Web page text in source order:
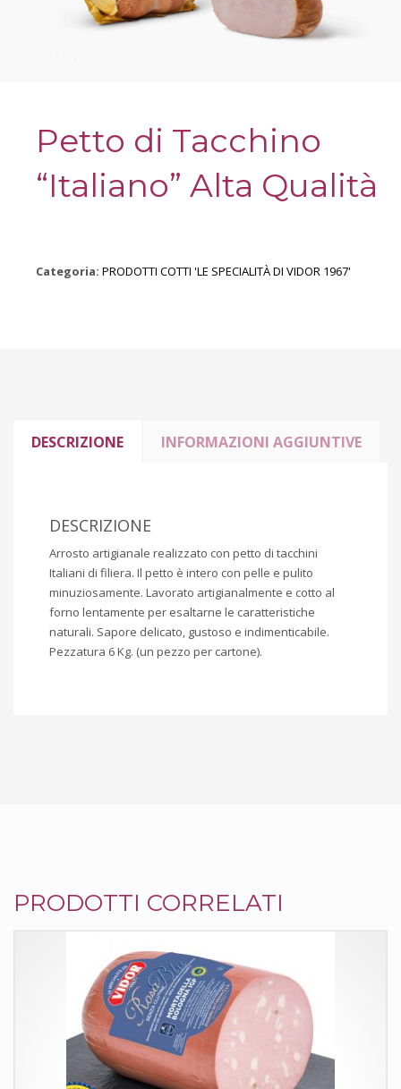
Petto di Tacchino
“Italiano” Alta Qualità
Categoria: PRODOTTI COTTI 'LE SPECIALITÀ DI VIDOR 1967'
DESCRIZIONE INFORMAZIONI AGGIUNTIVE
DESCRIZIONE
Arrosto artigianale realizzato con petto di tacchini
Italiani di filiera. Il petto è intero con pelle e pulito
minuziosamente. Lavorato artigianalmente e cotto al
forno lentamente per esaltarne le caratteristiche
naturali. Sapore delicato, gustoso e indimenticabile.
Pezzatura 6 Kg. (un pezzo per cartone).
PRODOTTI CORRELATI